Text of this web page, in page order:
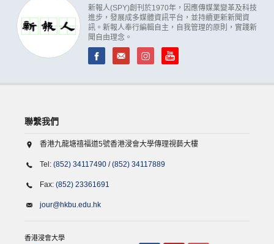
新報人(SPY)創刊於1970年，因應傳媒業變革及科技
進步，發展成多媒體資訊平台，並持續更新新聞資
訊。新報人奉行編輯自主，自我管理的原則，實踐新
聞自由理念。
聯繫我們
香港九龍塘禧福道5號香港浸會大學傳理視藝大樓
Tel: (852) 34117490 /(852) 34117889
Fax: (852) 23361691
jour@hkbu.edu.hk
香港浸會大學